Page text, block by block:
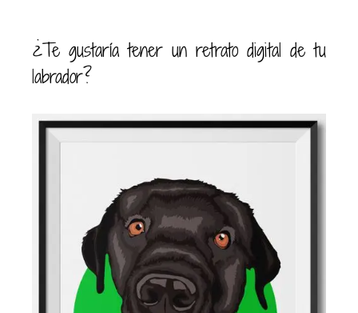
¿Te gustaría tener un retrato digital de tu
labrador?